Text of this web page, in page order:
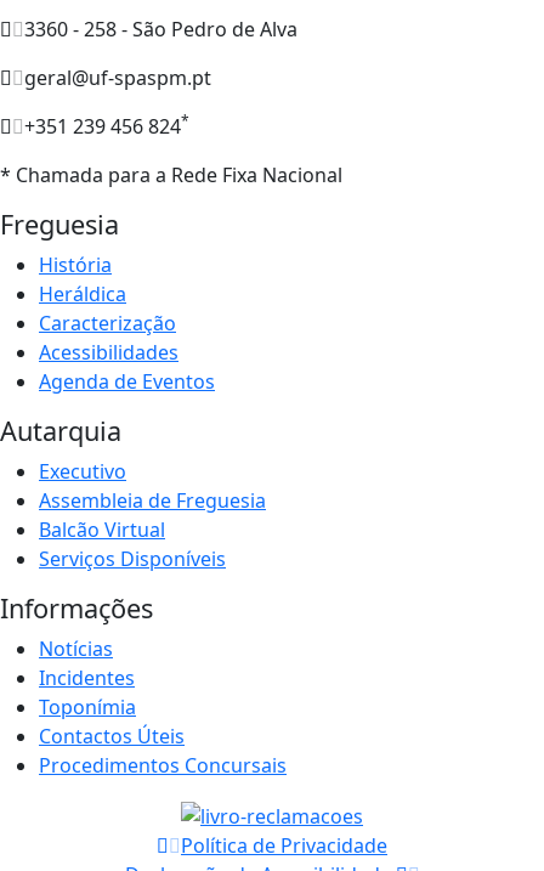
3360 - 258 - São Pedro de Alva
geral@uf-spaspm.pt
+351 239 456 824*
* Chamada para a Rede Fixa Nacional
Freguesia
História
Heráldica
Caracterização
Acessibilidades
Agenda de Eventos
Autarquia
Executivo
Assembleia de Freguesia
Balcão Virtual
Serviços Disponíveis
Informações
Notícias
Incidentes
Toponímia
Contactos Úteis
Procedimentos Concursais
Política de Privacidade